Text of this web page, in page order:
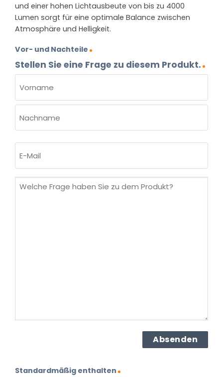
und einer hohen Lichtausbeute von bis zu 4000
Lumen sorgt für eine optimale Balance zwischen
Atmosphäre und Helligkeit.
Vor- und Nachteile
Stellen Sie eine Frage zu diesem Produkt.
(ERFORDERLICH)
Vorname
Mail
Welche
Standardmäßig enthalten